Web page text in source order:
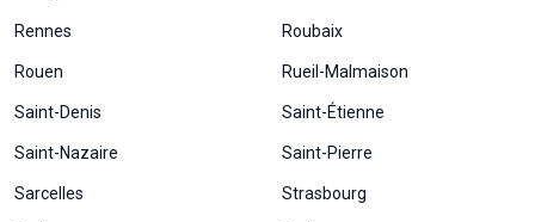
Rennes Roubaix
Rouen Rueil-Malmaison
Saint-Denis Saint-Étienne
Saint-Nazaire Saint-Pierre
Sarcelles Strasbourg